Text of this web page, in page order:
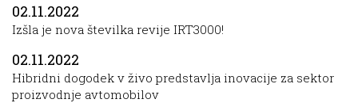
02.11.2022
Izšla je nova številka revije IRT3000!
02.11.2022
Hibridni dogodek v živo predstavlja inovacije za sektor
proizvodnje avtomobilov